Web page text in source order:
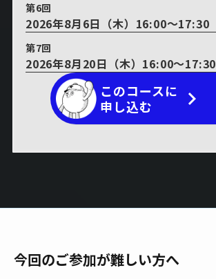
第6回
2026年8月6日（木）16:00～17:30
第7回
2026年8月20日（木）16:00～17:30
このコースに
申し込む
keyboard_arrow_right
今回のご参加が難しい方へ